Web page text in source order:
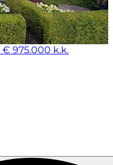
€ 975.000 k.k.